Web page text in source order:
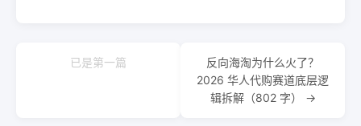
已是第一篇
反向海淘为什么火了？
2026 华人代购赛道底层逻
辑拆解（802 字） →